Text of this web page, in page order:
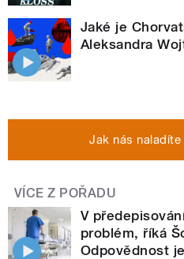
Jaké je
Aleksandra
Jak nás naladíte
VÍCE Z POŘADU
V
problém, říká
Odpovědnost